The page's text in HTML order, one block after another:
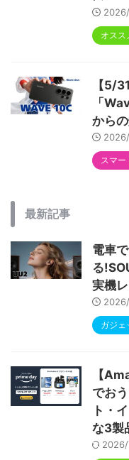
オスス
【5/
「
から
スマー
最新記事
電車
る
実機
ガジェ
【
でお
ト・
な3製